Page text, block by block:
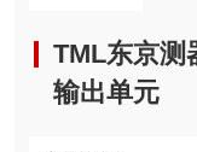
TML东京测
输出单元